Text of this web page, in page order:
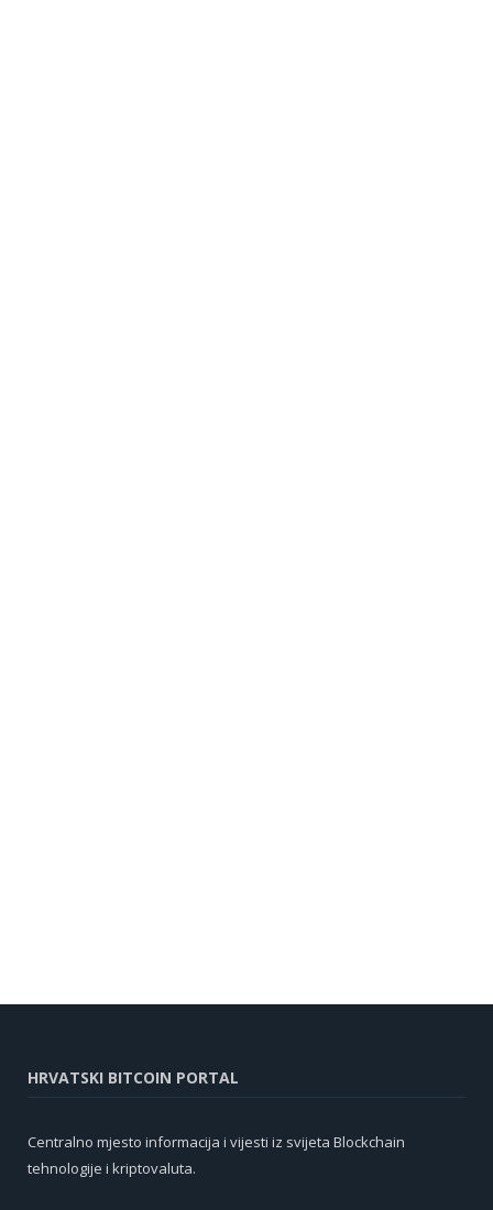
HRVATSKI BITCOIN PORTAL
Centralno mjesto informacija i vijesti iz svijeta Blockchain
tehnologije i kriptovaluta.